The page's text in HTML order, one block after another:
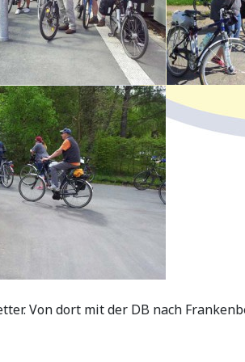
Von dort mit der DB nach